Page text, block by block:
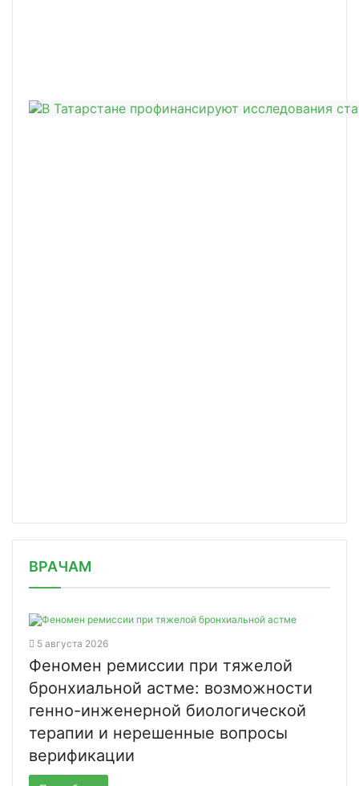
ВРАЧАМ
5 августа 2026
Феномен ремиссии при тяжелой
бронхиальной астме: возможности
генно-инженерной биологической
терапии и нерешенные вопросы
верификации